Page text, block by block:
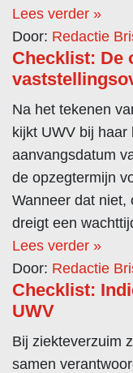
Lees verder »
Door: Redactie
Checklist: De
Na het tekenen
kijkt UWV bij
aanvangsdatum
de opzegtermijn
Wanneer dat niet,
dreigt een
Lees verder »
Door: Redactie
Checklist:
UWV
Bij ziekteverzuim
samen